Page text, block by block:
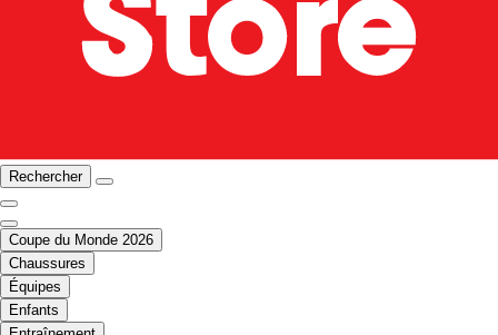
Rechercher
Coupe du Monde 2026
Chaussures
Équipes
Enfants